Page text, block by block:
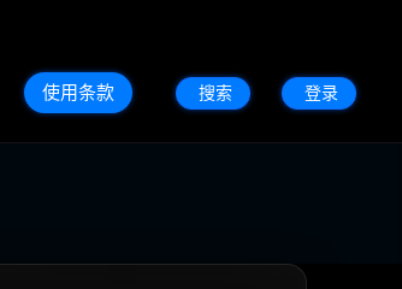
使用条款 搜索 登录